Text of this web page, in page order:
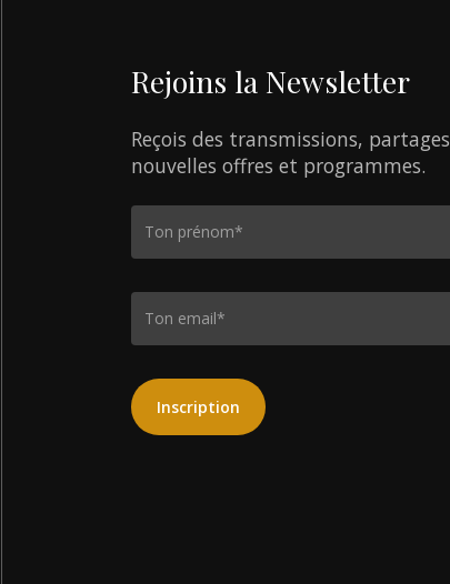
Rejoins la Newsletter
Reçois des transmissions, partages
nouvelles offres et programmes.